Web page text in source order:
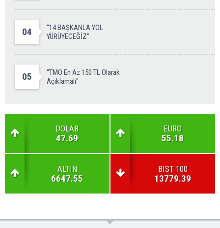
04
“14 BAŞKANLA YOL
YÜRÜYECEĞİZ”
05
''TMO En Az 150 TL Olarak
Açıklamalı''
DOLAR
47.69
EURO
55.18
ALTIN
6647.55
BIST 100
13779.39